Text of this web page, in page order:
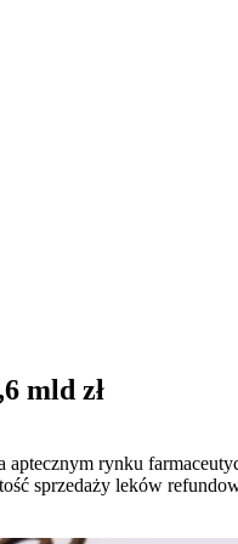
mld zł
rynku
sprzedaży leków